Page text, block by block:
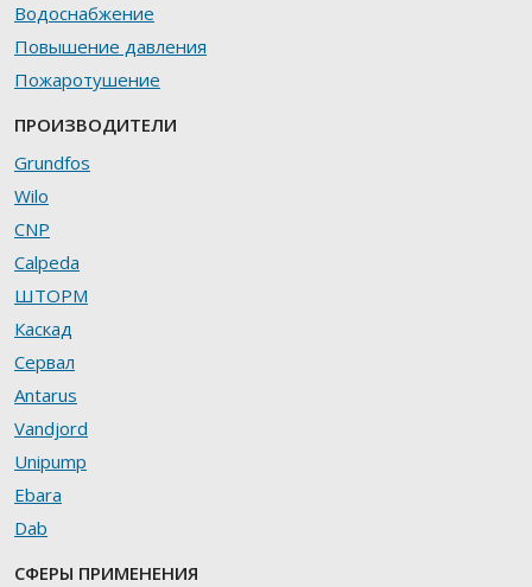
Водоснабжение
Повышение давления
Пожаротушение
ПРОИЗВОДИТЕЛИ
Grundfos
Wilo
CNP
Calpeda
ШТОРМ
Каскад
Сервал
Antarus
Vandjord
Unipump
Ebara
Dab
СФЕРЫ ПРИМЕНЕНИЯ